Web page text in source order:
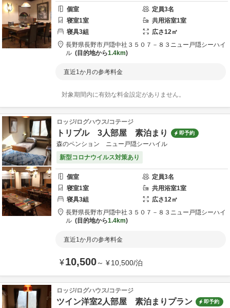
個室 定員3名
寝室1室 共用浴室1室
寝具3組 広さ12㎡
長野県長野市戸隠中社３５０７－８３ ニュー戸隠シーハイ
ル
目的地から1.4km
直近1か月の参考料金
対象期間内に有効な料金設定がありません。
ロッジ/ログハウス/コテージ
トリプル 3人部屋 素泊まり 即予約
森のペンション ニュー戸隠シーハイル
新型コロナウイルス対策あり
個室 定員3名
寝室1室 共用浴室1室
寝具3組 広さ12㎡
長野県長野市戸隠中社３５０７－８３ ニュー戸隠シーハイ
ル
目的地から1.4km
直近1か月の参考料金
¥10,500～ ¥10,500/泊
ロッジ/ログハウス/コテージ
ツイン洋室2人部屋 素泊まりプラン 即予約